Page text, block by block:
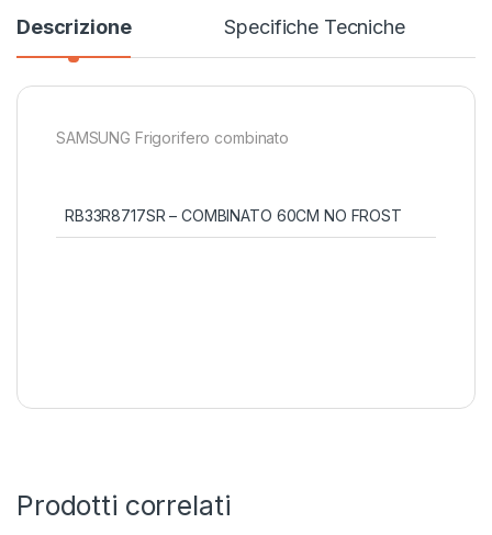
Descrizione Specifiche Tecniche
SAMSUNG Frigorifero combinato
RB33R8717SR – COMBINATO 60CM NO FROST
Prodotti correlati